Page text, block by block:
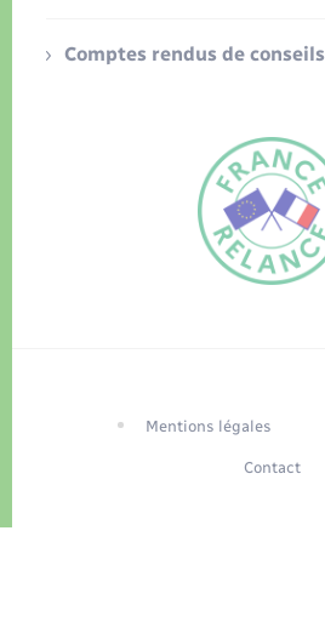
Comptes rendus de conseils
Mentions légales
Contact